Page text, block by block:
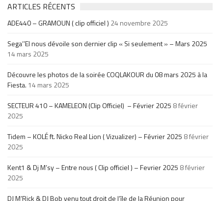
ARTICLES RÉCENTS
ADE440 – GRAMOUN ( clip officiel ) 24 novembre 2025
Sega’’El nous dévoile son dernier clip « Si seulement » – Mars 2025
14 mars 2025
Découvre les photos de la soirée COQLAKOUR du 08 mars 2025 à la
Fiesta. 14 mars 2025
SECTEUR 410 – KAMELEON (Clip Officiel) – Février 2025 8 février
2025
Tidem – KOLÉ ft. Nicko Real Lion ( Vizualizer) – Février 2025 8 février
2025
Kent1 & Dj M’sy – Entre nous ( Clip officiel ) – Fevrier 2025 8 février
2025
DJ M’Rick & DJ Bob venu tout droit de l’île de la Réunion pour